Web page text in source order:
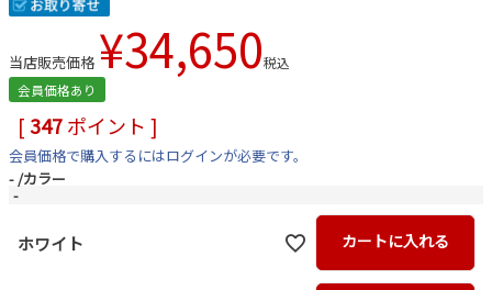
当店販売価格 ¥34,650税込
会員価格あり
[347ポイント ]
会員価格で購入するにはログインが必要です。
- カラー
-
ホワイト カートに入れる